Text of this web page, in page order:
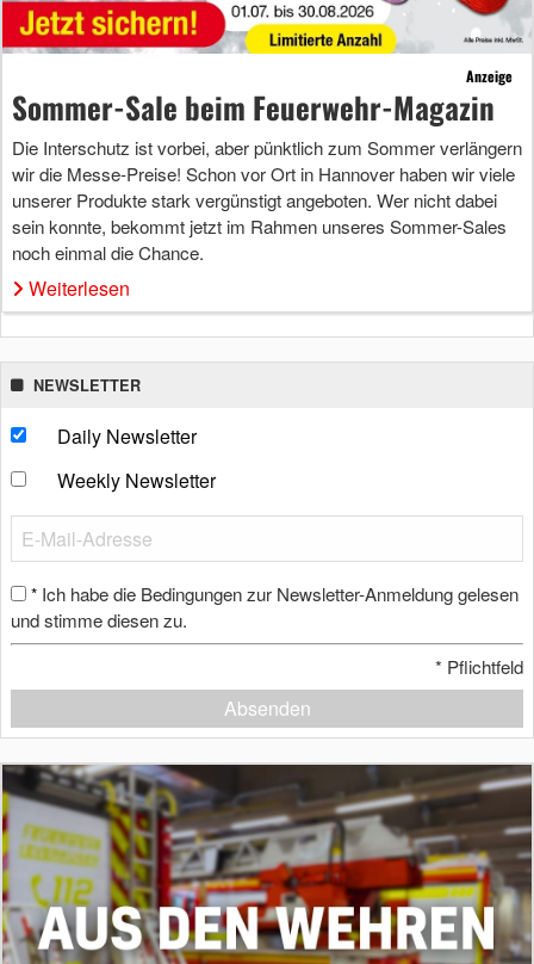
Anzeige
Sommer-Sale beim Feuerwehr-Magazin
Die Interschutz ist vorbei, aber pünktlich zum Sommer verlängern
wir die Messe-Preise! Schon vor Ort in Hannover haben wir viele
unserer Produkte stark vergünstigt angeboten. Wer nicht dabei
sein konnte, bekommt jetzt im Rahmen unseres Sommer-Sales
noch einmal die Chance.
Weiterlesen
NEWSLETTER
Daily Newsletter
Weekly Newsletter
* Ich habe die Bedingungen zur Newsletter-Anmeldung gelesen
und stimme diesen zu.
* Pflichtfeld
Absenden